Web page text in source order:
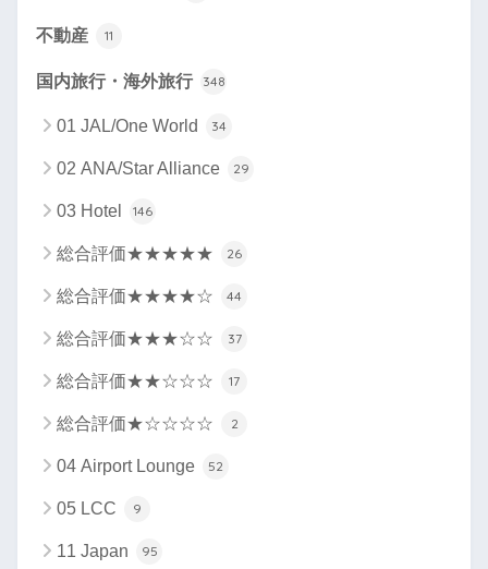
不動産 11
国内旅行・海外旅行 348
01 JAL/One World 34
02 ANA/Star Alliance 29
03 Hotel 146
総合評価★★★★★ 26
総合評価★★★★☆ 44
総合評価★★★☆☆ 37
総合評価★★☆☆☆ 17
総合評価★☆☆☆☆ 2
04 Airport Lounge 52
05 LCC 9
11 Japan 95